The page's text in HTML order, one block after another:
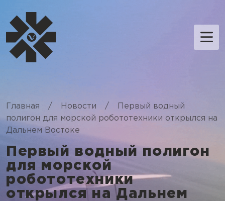
Главная / Новости /
Первый водный
полигон для морской робототехники открылся на
Дальнем Востоке
Первый водный полигон
для морской
робототехники
открылся на Дальнем